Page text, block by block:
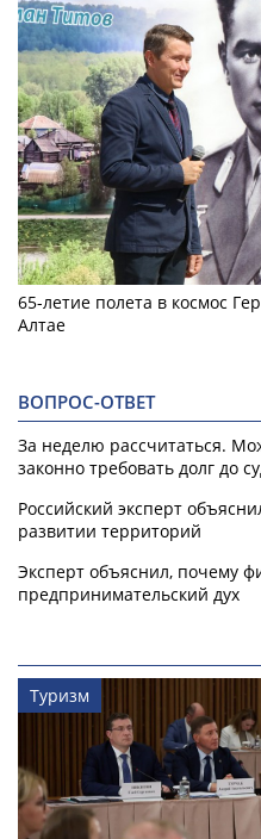
65-летие полета в космос
Алтае
ВОПРОС-ОТВЕТ
За неделю рассчитаться.
законно требовать долг до
Российский эксперт
развитии территорий
Эксперт объяснил, почему
предпринимательский дух
Туризм